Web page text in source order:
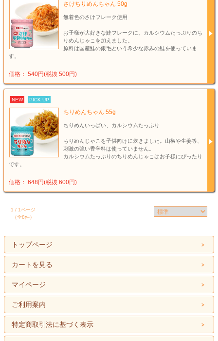
さけちりめんちゃん 50g
無着色のさけフレーク使用
お子様が大好きな鮭フレークに、カルシウムたっぷりのち
りめんじゃこを加えました。
原料は国産鮭の銀毛という希少な赤みの鮭を使っていま
す。
価格： 540円(税抜 500円)
NEW PICK UP
ちりめんちゃん 55g
ちりめんいっぱい、カルシウムたっぷり
ちりめんじゃこを子供向けに炊きました。山椒や生姜等、
刺激の強い香辛料は使っていません。
カルシウムたっぷりのちりめんじゃこはお子様にぴったり
です。
価格： 648円(税抜 600円)
1 / 1ページ
（全8件）
トップページ
カートを見る
マイページ
ご利用案内
特定商取引法に基づく表示